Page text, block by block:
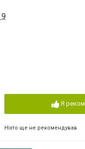
Я
Ніхто ще не рекомендував